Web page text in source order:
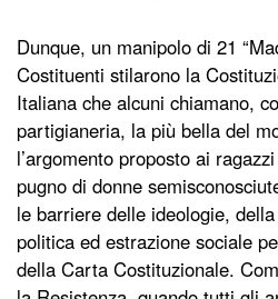
Dunque, un manipolo di 21
Costituenti stilarono la
Italiana che alcuni chiamano,
partigianeria, la più bella del
l’argomento proposto ai
pugno di donne
le barriere delle ideologie,
politica ed estrazione sociale
della Carta Costituzionale.